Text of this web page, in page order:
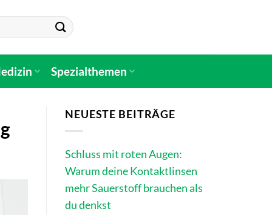
Spezialthemen
NEUESTE BEITRÄGE
Schluss mit roten Augen:
Warum deine Kontaktlinsen
mehr Sauerstoff brauchen als
du denkst